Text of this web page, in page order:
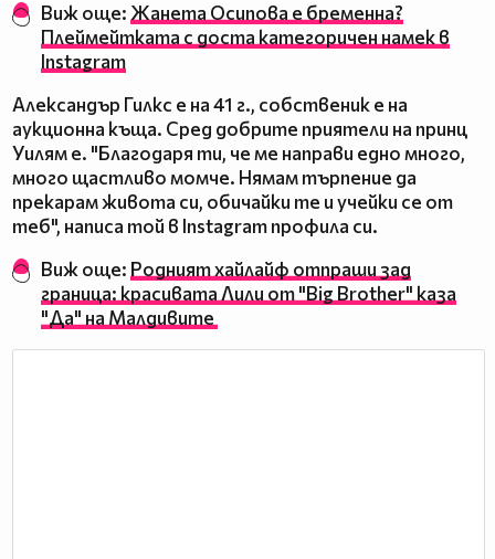
Виж още: Жанета Осипова е бременна?
Плеймейтката с доста категоричен намек в
Instagram
Александър Гилкс е на 41 г., собственик е на
аукционна къща. Сред добрите приятели на принц
Уилям е. "Благодаря ти, че ме направи едно много,
много щастливо момче. Нямам търпение да
прекарам живота си, обичайки те и учейки се от
теб", написа той в Instagram профила си.
Виж още: Родният хайлайф отпраши зад
граница: красивата Лили от "Big Brother" каза
"Да" на Малдивите